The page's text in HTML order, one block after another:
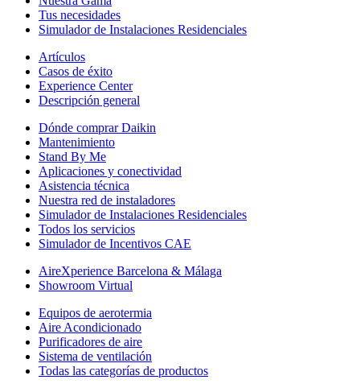
Tus necesidades
Simulador de Instalaciones Residenciales
Artículos
Casos de éxito
Experience Center
Descripción general
Dónde comprar Daikin
Mantenimiento
Stand By Me
Aplicaciones y conectividad
Asistencia técnica
Nuestra red de instaladores
Simulador de Instalaciones Residenciales
Todos los servicios
Simulador de Incentivos CAE
AireXperience Barcelona & Málaga
Showroom Virtual
Equipos de aerotermia
Aire Acondicionado
Purificadores de aire
Sistema de ventilación
Todas las categorías de productos